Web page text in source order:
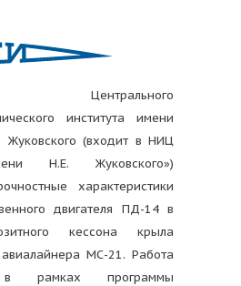
института имени
Жуковского (входит в НИЦ
Н.Е. Жуковского»)
характеристики
двигателя ПД-14 в
кессона крыла
авиалайнера МС-21. Работа
в рамках программы